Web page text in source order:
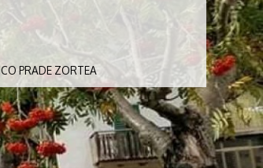
PRADE ZORTEA